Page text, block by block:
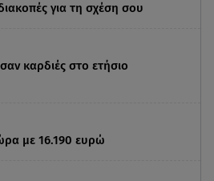
για τη σχέση σου
καρδιές στο ετήσιο
με 16.190 ευρώ